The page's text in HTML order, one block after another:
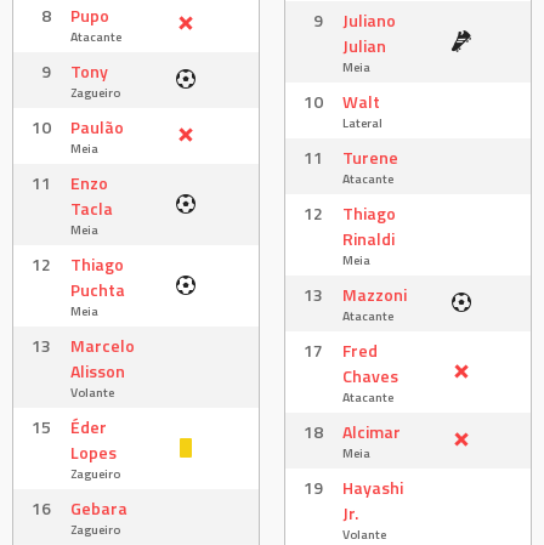
8 Pupo
Atacante
9 Tony
Zagueiro
10 Paulão
Meia
11
Enzo
Tacla
Meia
12
Thiago
Puchta
Meia
13
Marcelo
Alisson
Volante
15
Éder
Lopes
Zagueiro
16 Gebara
Zagueiro
9
Juliano
Julian
Meia
10 Walt
Lateral
11 Turene
Atacante
12
Thiago
Rinaldi
Meia
13 Mazzoni
Atacante
17
Fred
Chaves
Atacante
18 Alcimar
Meia
19
Hayashi
Jr.
Volante